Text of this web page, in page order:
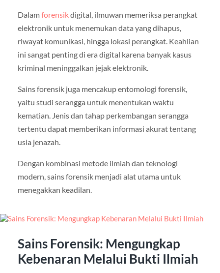
Dalamforensikdigital, ilmuwan memeriksa perangkat
elektronik untuk menemukan data yang dihapus,
riwayat komunikasi, hingga lokasi perangkat. Keahlian
ini sangat penting di era digital karena banyak kasus
kriminal meninggalkan jejak elektronik.
Sains forensik juga mencakup entomologi forensik,
yaitu studi serangga untuk menentukan waktu
kematian. Jenis dan tahap perkembangan serangga
tertentu dapat memberikan informasi akurat tentang
usia jenazah.
Dengan kombinasi metode ilmiah dan teknologi
modern, sains forensik menjadi alat utama untuk
menegakkan keadilan.
Sains Forensik: Mengungkap
Kebenaran Melalui Bukti Ilmiah